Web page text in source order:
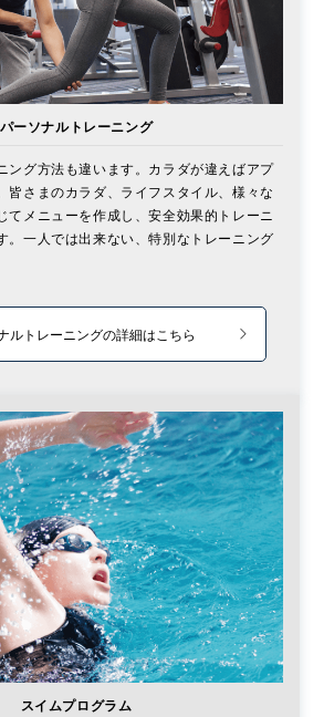
パーソナルトレーニング
ング方法も違います。カラダが違えばアプ
皆さまのカラダ、ライフスタイル、様々な
てメニューを作成し、安全効果的トレーニ
。一人では出来ない、特別なトレーニング
ルトレーニングの詳細はこちら
スイムプログラム